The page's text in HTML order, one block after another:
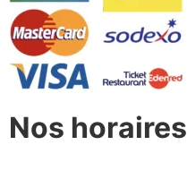
Nos horaires